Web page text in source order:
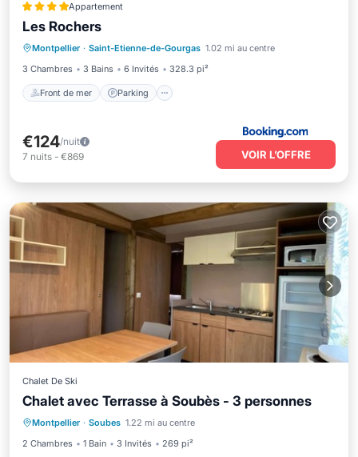
Appartement
Les Rochers
Montpellier · Saint-Etienne-de-Gourgas 1.02 mi au centre
3 Chambres
3 Bains 6 Invités 328.3 pi²
Front de mer Parking
Front de mer
Vue sur l’océan
€124/nuit
7 nuits - €869 VOIR L’OFFRE
Chalet De Ski
Chalet avec Terrasse à Soubès - 3 personnes
Montpellier · Soubes 1.22 mi au centre
2 Chambres
1 Bain 3 Invités 269 pi²
Piscine Balcon/Terrasse
Cuisine
Internet